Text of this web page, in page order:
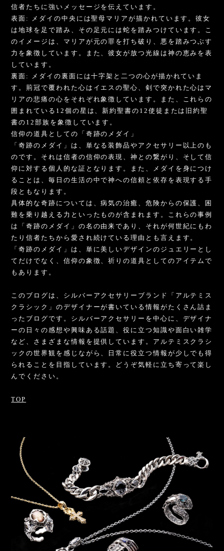
信者たちに強いメッセージを伝えています。
表面: メダイの中央には聖母マリアが描かれています。彼女
は地球を足で踏み、その足元には蛇を踏みつけています。こ
のイメージは、マリアが元の罪を打ち破り、悪を踏みつぶす
力を象徴しています。また、彼女が放つ光線は神の恵みを表
しています。
裏面: メダイの裏面には十字架と二つの心が描かれていま
す。荊冠で覆われた心はイエスの聖心、剣で突かれた心はマ
リアの悲痛の心をそれぞれ象徴しています。また、これらの
囲まれている12個の星は、新約聖書の12使徒または旧約聖
書の12部族を象徴しています。
信仰の道具としての「奇跡のメダイ」
「奇跡のメダイ」は、単なる装飾品やアクセサリー以上のも
のです。それは信者の信仰の表現、神との繋がり、そして信
仰に対する個人的な証となります。また、メダイを身につけ
ることは、毎日の生活の中で神への信頼と依存を表現する手
段ともなります。
具体的な奇跡については、病気の治癒、危険からの保護、困
難を乗り越える力といったものが含まれます。これらの事例
は「奇跡のメダイ」の名の由来であり、それが何世紀にもわ
たり信者たちから愛され続けている理由とも言えます。
「奇跡のメダイ」は、単に美しいデザインのジュエリーとし
てだけでなく、信仰の象徴、祈りの道具としてのアイテムで
もあります。
このブログは、シルバーアクセサリーブランド「アルテミス
クラシック」のデザイナーが書いている情報がたくさん詰ま
ったブログです。シルバーアクセサリーを中心に、デザイナ
ーの日々の感想や興味ある話題、役に立つ知識や面白い雑学
など、さまざまな情報を提供しています。アルテミスクラシ
ックの世界観を感じながら、日常に役立つ情報が少しでも得
られることを目指しています。どうぞ気軽に立ち寄って楽し
んでください。
TOP